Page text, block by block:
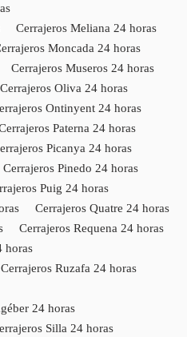
Cerrajeros Meliana 24 horas
Moncada 24 horas
Cerrajeros Museros 24 horas
Cerrajeros Oliva 24 horas
Ontinyent 24 horas
Paterna 24 horas
Picanya 24 horas
Cerrajeros Pinedo 24 horas
Puig 24 horas
Cerrajeros Quatre 24 horas
Cerrajeros Requena 24 horas
horas
Cerrajeros Ruzafa 24 horas
24 horas
Silla 24 horas